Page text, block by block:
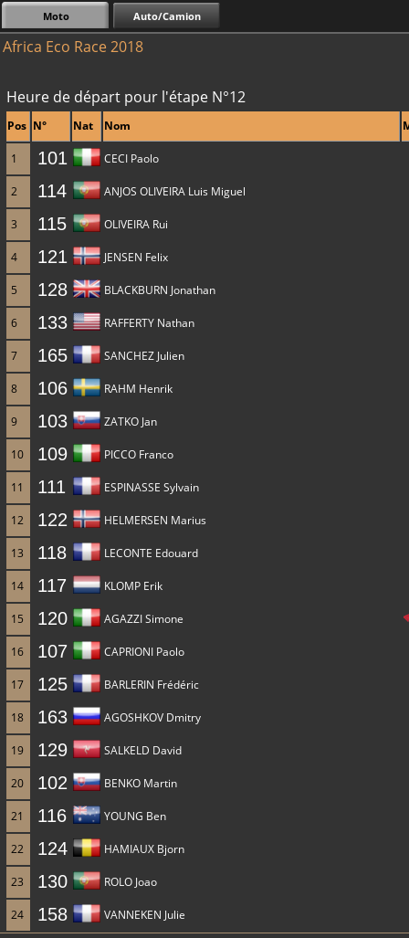
Moto Auto/Camion
Africa Eco Race 2018
Heure de départ pour l'étape N°12
Pos N° Nat Nom
1 101 CECI Paolo
2 114 ANJOS OLIVEIRA Luis Miguel
3 115 OLIVEIRA Rui
4 121 JENSEN Felix
5 128 BLACKBURN Jonathan
6 133 RAFFERTY Nathan
7 165 SANCHEZ Julien
8 106 RAHM Henrik
9 103 ZATKO Jan
10 109 PICCO Franco
11 111 ESPINASSE Sylvain
12 122 HELMERSEN Marius
13 118 LECONTE Edouard
14 117 KLOMP Erik
15 120 AGAZZI Simone
16 107 CAPRIONI Paolo
17 125 BARLERIN Frédéric
18 163 AGOSHKOV Dmitry
19 129 SALKELD David
20 102 BENKO Martin
21 116 YOUNG Ben
22 124 HAMIAUX Bjorn
23 130 ROLO Joao
24 158 VANNEKEN Julie